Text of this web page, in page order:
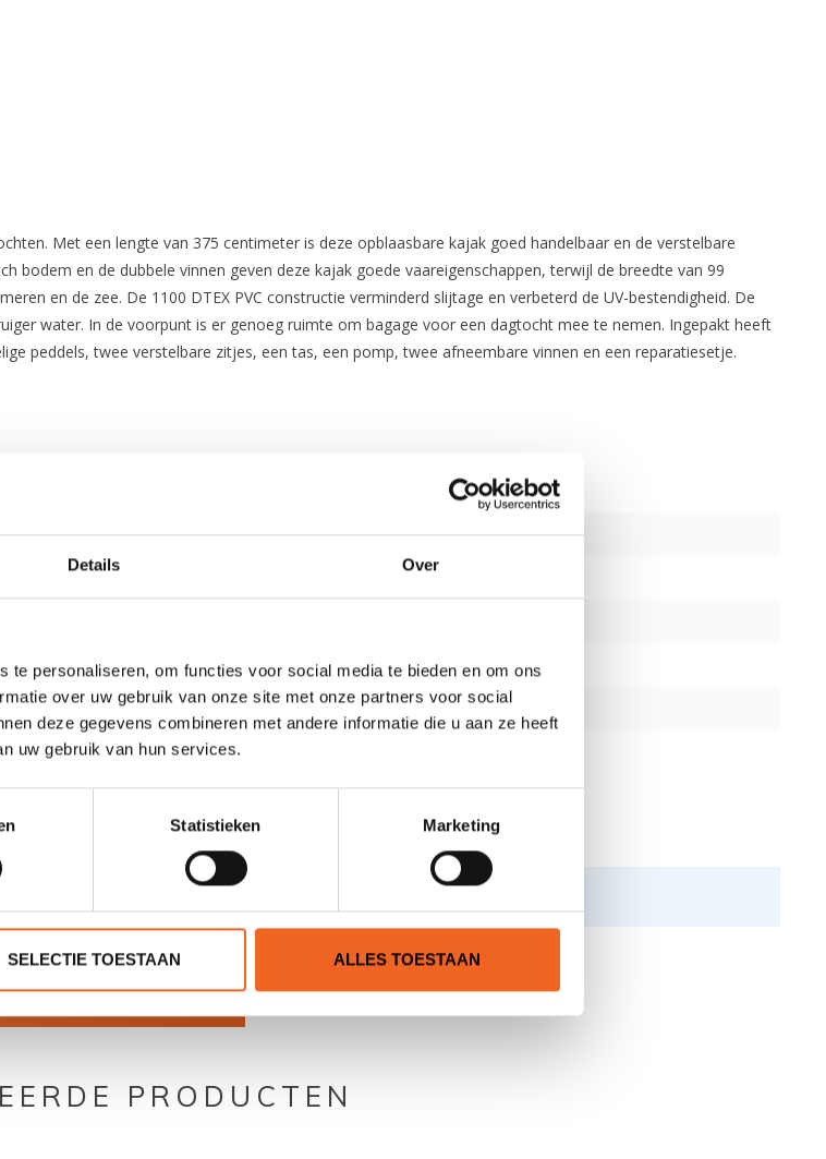
Details Over
te personaliseren, om functies voor social media te bieden en om ons
over uw gebruik van onze site met onze partners voor social
deze gegevens combineren met andere informatie die u aan ze heeft
uw gebruik van hun services.
Statistieken Marketing
SELECTIE TOESTAAN ALLES TOESTAAN
Met een lengte van 375 centimeter is deze opblaasbare kajak goed handelbaar en de verstelbare
en de dubbele vinnen geven deze kajak goede vaareigenschappen, terwijl de breedte van 99
en de zee. De 1100 DTEX PVC constructie verminderd slijtage en verbeterd de UV-bestendigheid. De
water. In de voorpunt is er genoeg ruimte om bagage voor een dagtocht mee te nemen. Ingepakt heeft
peddels, twee verstelbare zitjes, een tas, een pomp, twee afneembare vinnen en een reparatiesetje.
cm
kg
PSI zijtubes, 10 PSI bodem
afneembaar
op basis van 0 beoordelingen
PRODUCTEN